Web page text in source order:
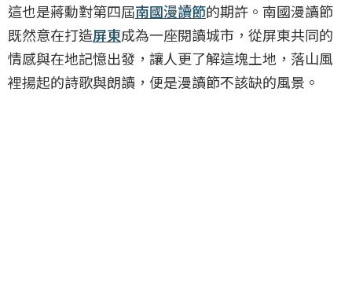
這也是蔣勳對第四屆南國漫讀節的期許。南國漫讀節
既然意在打造屏東成為一座閱讀城市，從屏東共同的
情感與在地記憶出發，讓人更了解這塊土地，落山風
裡揚起的詩歌與朗讀，便是漫讀節不該缺的風景。